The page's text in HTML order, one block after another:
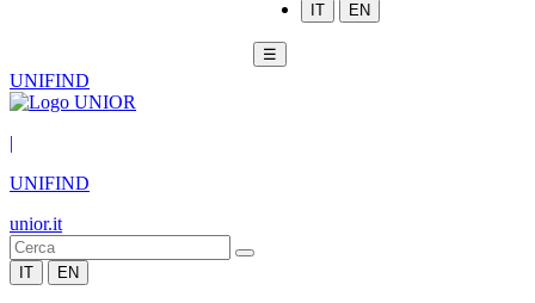
IT EN
☰
UNIFIND
|
UNIFIND
unior.it
IT EN